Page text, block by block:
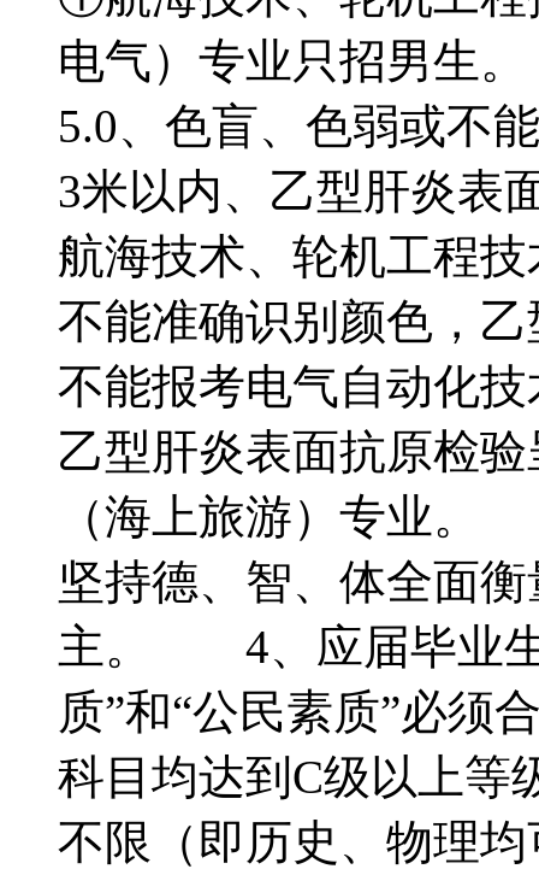
电气）专业只招男
5.0、色盲、色弱或不
3米以内、乙型肝炎表
航海技术、轮机工
不能准确识别颜色，
不能报考电气自动
乙型肝炎表面抗原检
（海上旅游）专业
坚持德、智、体全面
主。 4、应届毕业生
质”和“公民素质”必
科目均达到C级以上
不限（即历史、物理